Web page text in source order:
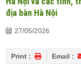
địa bàn Hà Nội
27/05/2026
Print : Email :